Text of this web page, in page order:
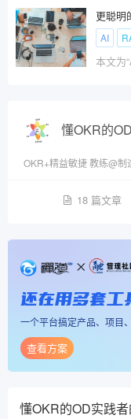
AI
本文为
懂OKR的
OKR+精益敏捷 教练@制
18 篇文章
还在用多套工
一个平台搞定产品、项目
查看方案
懂OKR的OD实践者